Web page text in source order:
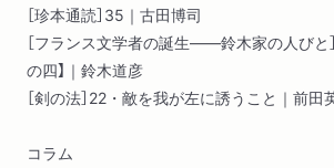
［珍本通読］35｜古田博司
［フランス文学者の誕生――鈴木家の人びと］
の四】｜鈴木道彦
［剣の法］22・敵を我が左に誘うこと｜前田
コラム